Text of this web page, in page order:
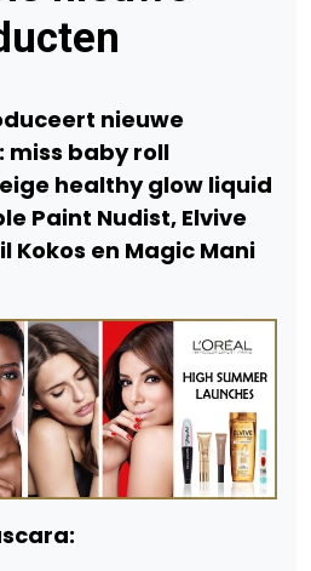
nieuwe
baby roll
healthy glow liquid
Paint Nudist, Elvive
Kokos en Magic Mani